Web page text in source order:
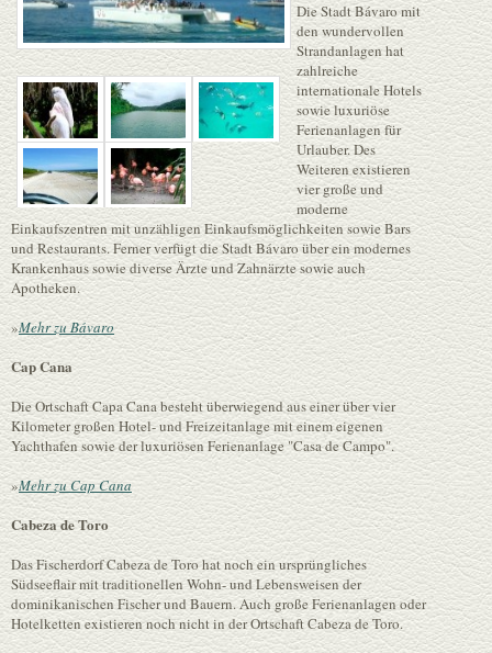
Die Stadt Bávaro mit
den wundervollen
Strandanlagen hat
zahlreiche
internationale Hotels
sowie luxuriöse
Ferienanlagen für
Urlauber. Des
Weiteren existieren
vier große und
moderne
Einkaufszentren mit unzähligen Einkaufsmöglichkeiten sowie Bars
und Restaurants. Ferner verfügt die Stadt Bávaro über ein modernes
Krankenhaus sowie diverse Ärzte und Zahnärzte sowie auch
Apotheken.
»Mehr zu Bávaro
Cap Cana
Die Ortschaft Capa Cana besteht überwiegend aus einer über vier
Kilometer großen Hotel- und Freizeitanlage mit einem eigenen
Yachthafen sowie der luxuriösen Ferienanlage "Casa de Campo".
»Mehr zu Cap Cana
Cabeza de Toro
Das Fischerdorf Cabeza de Toro hat noch ein ursprüngliches
Südseeflair mit traditionellen Wohn- und Lebensweisen der
dominikanischen Fischer und Bauern. Auch große Ferienanlagen oder
Hotelketten existieren noch nicht in der Ortschaft Cabeza de Toro.